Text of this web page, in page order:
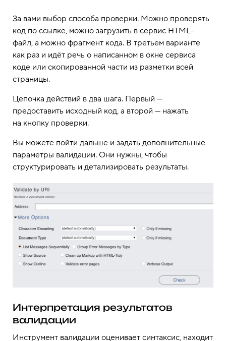
За вами выбор способа проверки. Можно проверять
код по ссылке, можно загрузить в сервис HTML-
файл, а можно фрагмент кода. В третьем варианте
как раз и идёт речь о написанном в окне сервиса
коде или скопированной части из разметки всей
страницы.
Цепочка действий в два шага. Первый —
предоставить исходный код, а второй — нажать
на кнопку проверки.
Вы можете пойти дальше и задать дополнительные
параметры валидации. Они нужны, чтобы
структурировать и детализировать результаты.
Интерпретация результатов
валидации
Инструмент валидации оценивает синтаксис, находит